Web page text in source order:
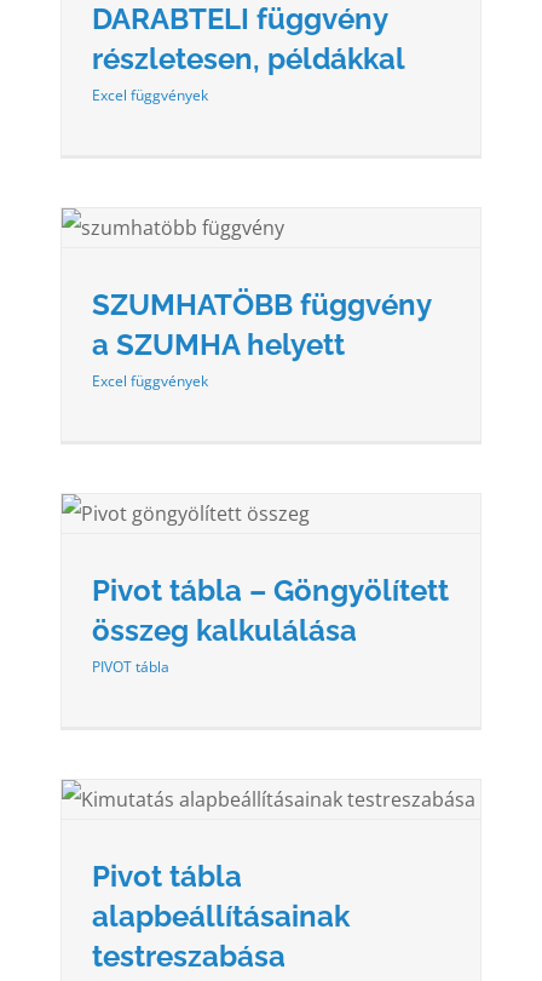
DARABTELI függvény
részletesen, példákkal
Excel függvények
SZUMHATÖBB függvény
a SZUMHA helyett
Excel függvények
Pivot tábla – Göngyölített
összeg kalkulálása
PIVOT tábla
Pivot tábla
alapbeállításainak
testreszabása